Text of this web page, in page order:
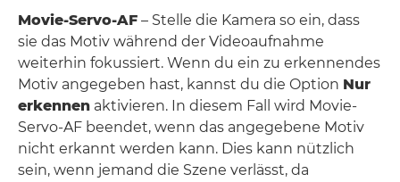
Movie-Servo-AF – Stelle die Kamera so ein, dass
sie das Motiv während der Videoaufnahme
weiterhin fokussiert. Wenn du ein zu erkennendes
Motiv angegeben hast, kannst du die Option Nur
erkennen aktivieren. In diesem Fall wird Movie-
Servo-AF beendet, wenn das angegebene Motiv
nicht erkannt werden kann. Dies kann nützlich
sein, wenn jemand die Szene verlässt, da